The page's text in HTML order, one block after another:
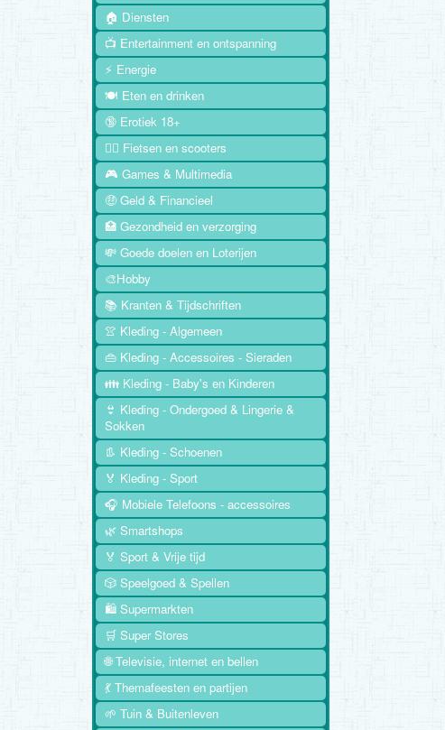
🏠 Diensten
📺 Entertainment en ontspanning
⚡ Energie
🍽️ Eten en drinken
🔞 Erotiek 18+
🚴‍♂️ Fietsen en scooters
🎮 Games & Multimedia
🤑 Geld & Financieel
🏥 Gezondheid en verzorging
💸 Goede doelen en Loterijen
🎨Hobby
📚 Kranten & Tijdschriften
👚 Kleding - Algemeen
👜 Kleding - Accessoires - Sieraden
👪 Kleding - Baby's en Kinderen
👙 Kleding - Ondergoed & Lingerie &
Sokken
👢 Kleding - Schoenen
🏅 Kleding - Sport
🎧 Mobiele Telefoons - accessoires
🌿 Smartshops
🏅 Sport & Vrije tijd
🎲 Speelgoed & Spellen
🛍️ Supermarkten
🛒 Super Stores
🌐 Televisie, internet en bellen
💃 Themafeesten en partijen
🌱 Tuin & Buitenleven